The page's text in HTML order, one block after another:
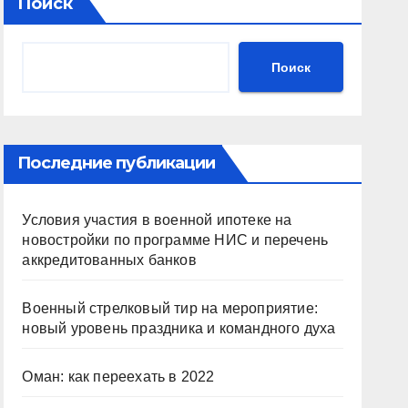
Поиск
Последние публикации
Условия участия в военной ипотеке на
новостройки по программе НИС и перечень
аккредитованных банков
Военный стрелковый тир на мероприятие:
новый уровень праздника и командного духа
Оман: как переехать в 2022